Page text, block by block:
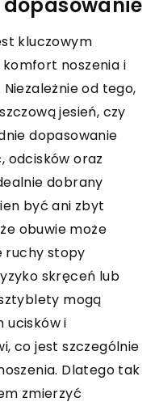
kluczowym
noszenia i
od tego,
jesień, czy
dopasowanie
odcisków oraz
dobrany
być ani zbyt
obuwie może
ruchy stopy
skręceń lub
mogą
ucisków i
co jest szczególnie
Dlatego tak
zmierzyć